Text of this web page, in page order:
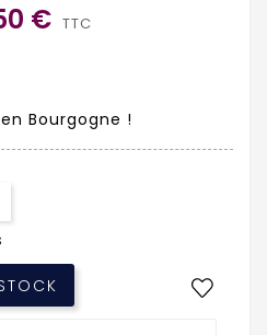
€ TTC
Bourgogne !